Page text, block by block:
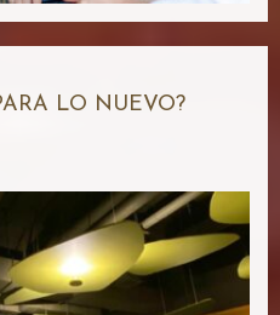
LO NUEVO?